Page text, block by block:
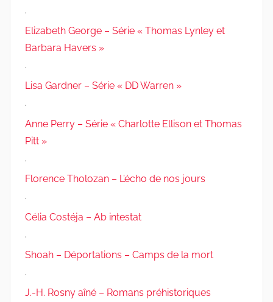
.
Elizabeth George – Série « Thomas Lynley et
Barbara Havers »
.
Lisa Gardner – Série « DD Warren »
.
Anne Perry – Série « Charlotte Ellison et Thomas
Pitt »
.
Florence Tholozan – L’écho de nos jours
.
Célia Costéja – Ab intestat
.
Shoah – Déportations – Camps de la mort
.
J.-H. Rosny aîné – Romans préhistoriques